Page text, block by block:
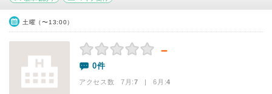
土曜（〜13:00）
－
0件
アクセス数 7月:7 | 6月:4